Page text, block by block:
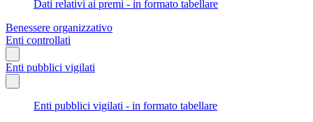
Dati relativi ai premi - in formato tabellare
Benessere organizzativo
Enti controllati
Enti pubblici vigilati
Enti pubblici vigilati - in formato tabellare